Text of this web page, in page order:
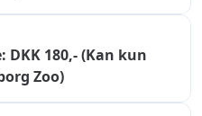
DKK 180,- (Kan kun
Zoo)